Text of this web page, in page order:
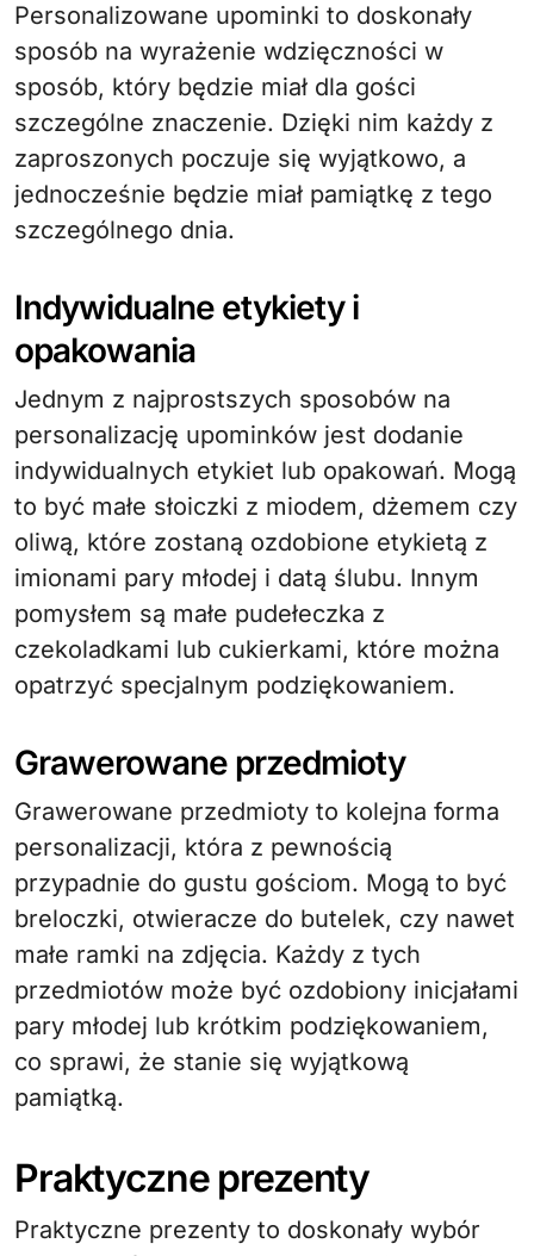
Personalizowane upominki to doskonały
sposób na wyrażenie wdzięczności w
sposób, który będzie miał dla gości
szczególne znaczenie. Dzięki nim każdy z
zaproszonych poczuje się wyjątkowo, a
jednocześnie będzie miał pamiątkę z tego
szczególnego dnia.
Indywidualne etykiety i
opakowania
Jednym z najprostszych sposobów na
personalizację upominków jest dodanie
indywidualnych etykiet lub opakowań. Mogą
to być małe słoiczki z miodem, dżemem czy
oliwą, które zostaną ozdobione etykietą z
imionami pary młodej i datą ślubu. Innym
pomysłem są małe pudełeczka z
czekoladkami lub cukierkami, które można
opatrzyć specjalnym podziękowaniem.
Grawerowane przedmioty
Grawerowane przedmioty to kolejna forma
personalizacji, która z pewnością
przypadnie do gustu gościom. Mogą to być
breloczki, otwieracze do butelek, czy nawet
małe ramki na zdjęcia. Każdy z tych
przedmiotów może być ozdobiony inicjałami
pary młodej lub krótkim podziękowaniem,
co sprawi, że stanie się wyjątkową
pamiątką.
Praktyczne prezenty
Praktyczne prezenty to doskonały wybór